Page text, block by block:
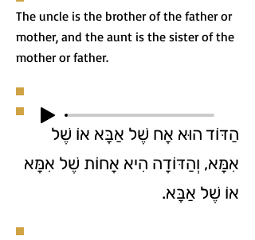
The uncle is the brother of the father or
mother, and the aunt is the sister of the
mother or father.
הַדּוֹד הוּא אָח שֶׁל אַבָּא אוֹ שֶׁל
אִמָּא, וְהַדּוֹדָה הִיא אָחוֹת שֶׁל אִמָּא
אוֹ שֶׁל אַבָּא.